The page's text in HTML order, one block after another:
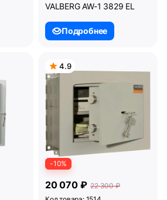
VALBERG AW-1 3829 EL
Подробнее
4.9
-10%
20 070 ₽ 22 300 ₽